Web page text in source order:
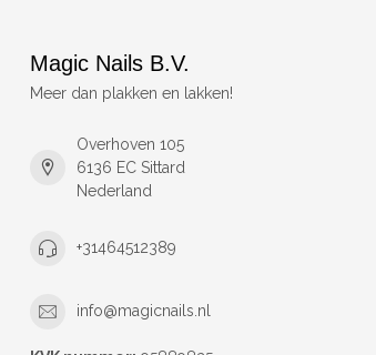
Magic Nails B.V.
Meer dan plakken en lakken!
Overhoven 105
6136 EC Sittard
Nederland
+31464512389
info@magicnails.nl